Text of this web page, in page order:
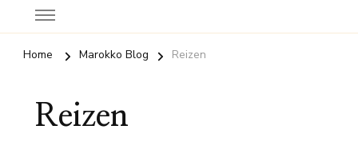
Home Marokko Blog Reizen
Reizen